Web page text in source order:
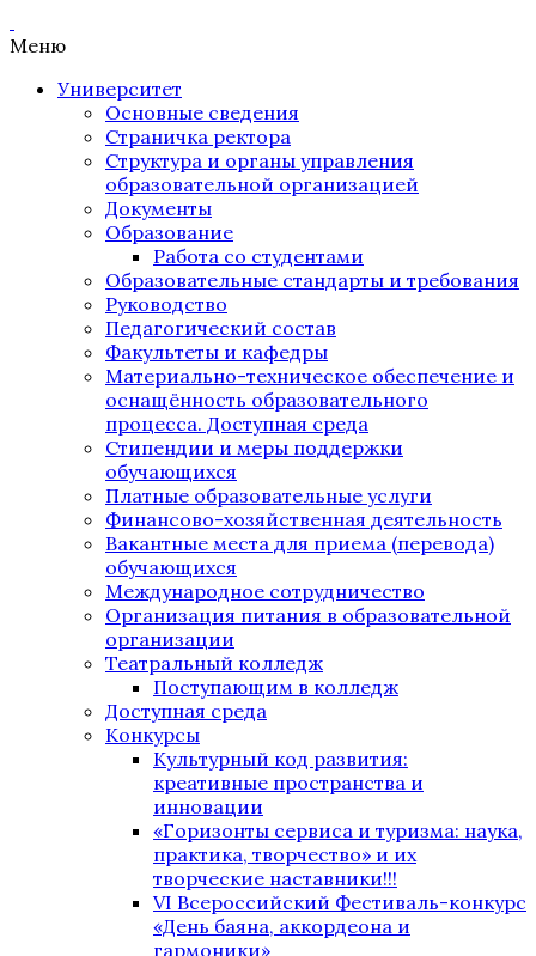
Меню
Университет
Основные сведения
Страничка ректора
Структура и органы управления
образовательной организацией
Документы
Образование
Работа со студентами
Образовательные стандарты и требования
Руководство
Педагогический состав
Факультеты и кафедры
Материально-техническое обеспечение и
оснащённость образовательного
процесса. Доступная среда
Стипендии и меры поддержки
обучающихся
Платные образовательные услуги
Финансово-хозяйственная деятельность
Вакантные места для приема (перевода)
обучающихся
Международное сотрудничество
Организация питания в образовательной
организации
Театральный колледж
Поступающим в колледж
Доступная среда
Конкурсы
Культурный код развития:
креативные пространства и
инновации
«Горизонты сервиса и туризма: наука,
практика, творчество» и их
творческие наставники!!!
VI Всероссийский Фестиваль-конкурс
«День баяна, аккордеона и
гармоники»